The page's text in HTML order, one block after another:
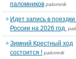
паломников palomnik
Идет запись в
России на 2026 год.
Зимний Крестный ход
состоится ! palomnik